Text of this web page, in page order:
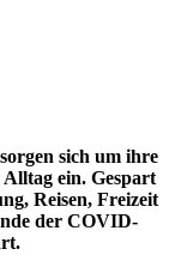
sich um ihre
ein. Gespart
Reisen, Freizeit
der COVID-